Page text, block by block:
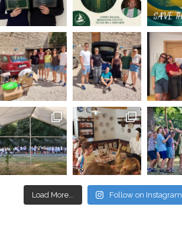
Load More... Follow on Instagram